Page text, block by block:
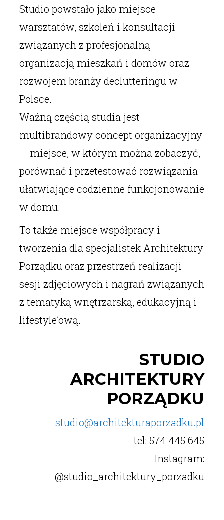
Studio powstało jako miejsce
warsztatów, szkoleń i konsultacji
związanych z profesjonalną
organizacją mieszkań i domów oraz
rozwojem branży declutteringu w
Polsce.
Ważną częścią studia jest
multibrandowy concept organizacyjny
— miejsce, w którym można zobaczyć,
porównać i przetestować rozwiązania
ułatwiające codzienne funkcjonowanie
w domu.
To także miejsce współpracy i
tworzenia dla specjalistek Architektury
Porządku oraz przestrzeń realizacji
sesji zdjęciowych i nagrań związanych
z tematyką wnętrzarską, edukacyjną i
lifestyle’ową.
STUDIO
ARCHITEKTURY
PORZĄDKU
studio@architekturaporzadku.pl
tel: 574 445 645
Instagram:
@studio_architektury_porzadku